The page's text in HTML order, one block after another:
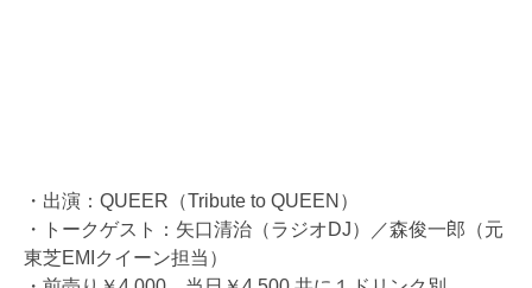
・出演：QUEER（Tribute to QUEEN）
・トークゲスト：矢口清治（ラジオDJ）／森俊一郎（元
東芝EMIクイーン担当）